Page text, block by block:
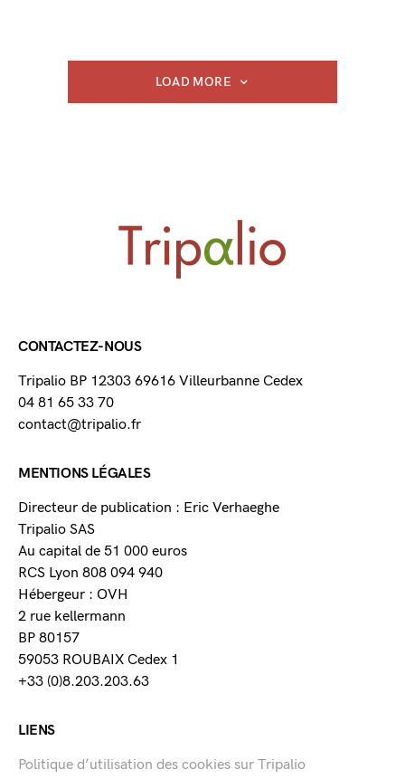
LOAD MORE
CONTACTEZ-NOUS
Tripalio BP 12303 69616 Villeurbanne Cedex
04 81 65 33 70
contact@tripalio.fr
MENTIONS LÉGALES
Directeur de publication : Eric Verhaeghe
Tripalio SAS
Au capital de 51 000 euros
RCS Lyon 808 094 940
Hébergeur : OVH
2 rue kellermann
BP 80157
59053 ROUBAIX Cedex 1
+33 (0)8.203.203.63
LIENS
Politique d’utilisation des cookies sur Tripalio